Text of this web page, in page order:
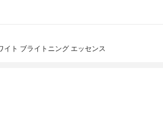
イト ブライトニング エッセンス